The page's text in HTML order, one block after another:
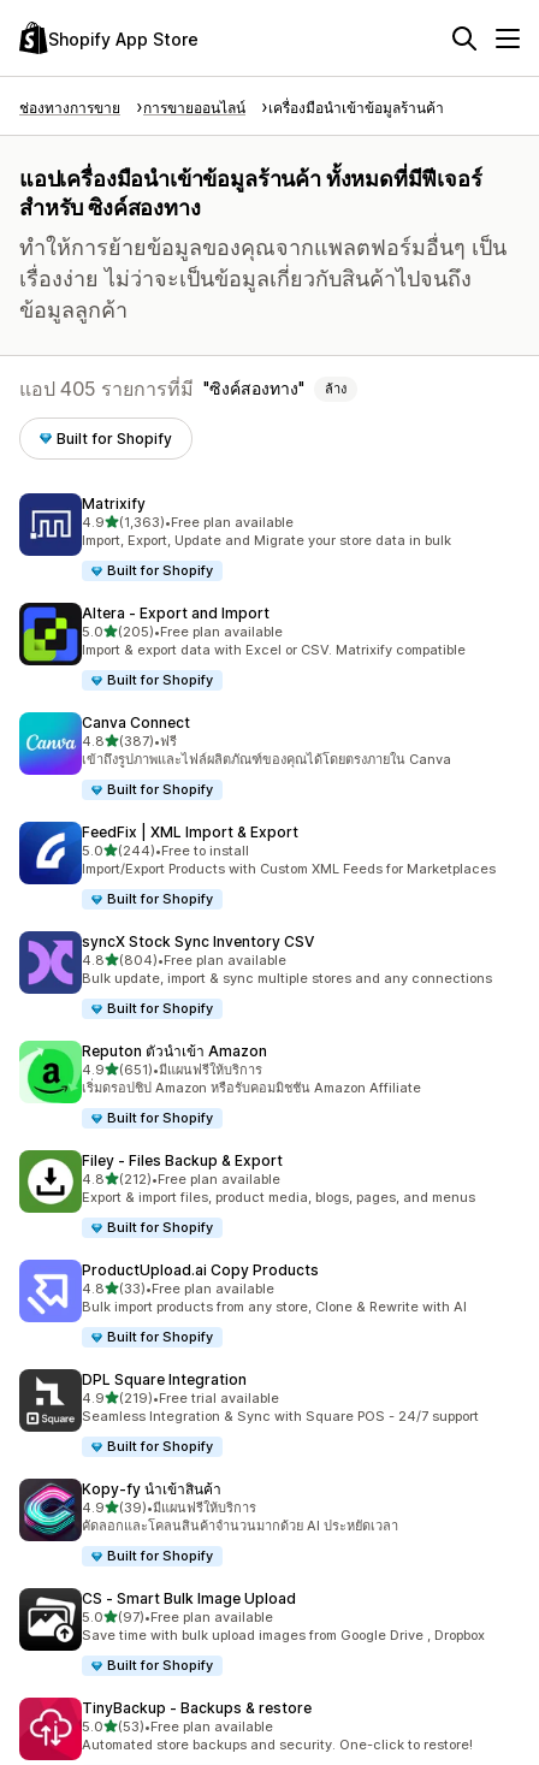
Shopify App Store
ช่องทางการขาย การขายออนไลน์ เครื่องมือนำเข้าข้อมูลร้านค้า
แอปเครื่องมือนำเข้าข้อมูลร้านค้า ทั้งหมดที่มีฟีเจอร์
สำหรับ ซิงค์สองทาง
ทำให้การย้ายข้อมูลของคุณจากแพลตฟอร์มอื่นๆ เป็น
เรื่องง่าย ไม่ว่าจะเป็นข้อมูลเกี่ยวกับสินค้าไปจนถึง
ข้อมูลลูกค้า
แอป 405 รายการที่มี ซิงค์สองทาง ล้าง
Built for Shopify
Matrixify
4.9เต็ม 5 ดาว
(1,363)
ทั้งหมด 1363 รีวิว
•Free plan available
Import, Export, Update and Migrate your store data in bulk
Built for Shopify
Altera ‑ Export and Import
5.0เต็ม 5 ดาว
(205)
ทั้งหมด 205 รีวิว
•Free plan available
Import & export data with Excel or CSV. Matrixify compatible
Built for Shopify
Canva Connect
4.8เต็ม 5 ดาว
(387)
ทั้งหมด 387 รีวิว
•ฟรี
เข้าถึงรูปภาพและไฟล์ผลิตภัณฑ์ของคุณได้โดยตรงภายใน Canva
Built for Shopify
FeedFix | XML Import & Export
5.0เต็ม 5 ดาว
(244)
ทั้งหมด 244 รีวิว
•Free to install
Import/Export Products with Custom XML Feeds for Marketplaces
Built for Shopify
syncX Stock Sync Inventory CSV
4.8เต็ม 5 ดาว
(804)
ทั้งหมด 804 รีวิว
•Free plan available
Bulk update, import & sync multiple stores and any connections
Built for Shopify
Reputon ตัวนำเข้า Amazon
4.9เต็ม 5 ดาว
(651)
ทั้งหมด 651 รีวิว
•มีแผนฟรีให้บริการ
เริ่มดรอปชิป Amazon หรือรับคอมมิชชัน Amazon Affiliate
Built for Shopify
Filey ‑ Files Backup & Export
4.8เต็ม 5 ดาว
(212)
ทั้งหมด 212 รีวิว
•Free plan available
Export & import files, product media, blogs, pages, and menus
Built for Shopify
ProductUpload.ai Copy Products
4.8เต็ม 5 ดาว
(33)
ทั้งหมด 33 รีวิว
•Free plan available
Bulk import products from any store, Clone & Rewrite with AI
Built for Shopify
DPL Square Integration
4.9เต็ม 5 ดาว
(219)
ทั้งหมด 219 รีวิว
•Free trial available
Seamless Integration & Sync with Square POS - 24/7 support
Built for Shopify
Kopy‑fy นำเข้าสินค้า
4.9เต็ม 5 ดาว
(39)
ทั้งหมด 39 รีวิว
•มีแผนฟรีให้บริการ
คัดลอกและโคลนสินค้าจำนวนมากด้วย AI ประหยัดเวลา
Built for Shopify
CS ‑ Smart Bulk Image Upload
5.0เต็ม 5 ดาว
(97)
ทั้งหมด 97 รีวิว
•Free plan available
Save time with bulk upload images from Google Drive , Dropbox
Built for Shopify
TinyBackup ‑ Backups & restore
5.0เต็ม 5 ดาว
(53)
ทั้งหมด 53 รีวิว
•Free plan available
Automated store backups and security. One-click to restore!